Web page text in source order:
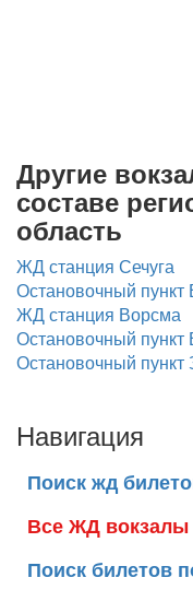
Другие
составе
область
ЖД станция Сечуга
Остановочный
ЖД станция Ворсма
Остановочный
Остановочный пункт
Навигация
Поиск жд
Все ЖД вокзалы
Поиск билетов